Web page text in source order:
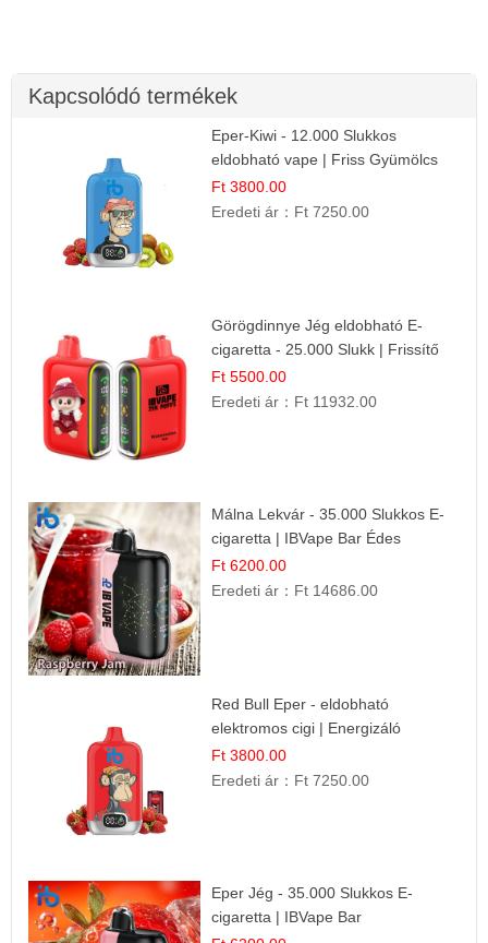
Kapcsolódó termékek
Eper-Kiwi - 12.000 Slukkos
eldobható vape | Friss Gyümölcs
Kombináció
Ft 3800.00
Eredeti ár： Ft 7250.00
Görögdinnye Jég eldobható E-
cigaretta - 25.000 Slukk | Frissítő
Nyári Íz
Ft 5500.00
Eredeti ár： Ft 11932.00
Málna Lekvár - 35.000 Slukkos E-
cigaretta | IBVape Bar Édes
Gyümölcs Íz
Ft 6200.00
Eredeti ár： Ft 14686.00
Red Bull Eper - eldobható
elektromos cigi | Energizáló
Gyümölcs Íz
Ft 3800.00
Eredeti ár： Ft 7250.00
Eper Jég - 35.000 Slukkos E-
cigaretta | IBVape Bar